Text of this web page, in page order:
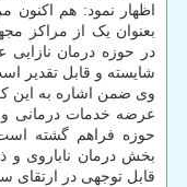
اظهار نمود: هم اکنون
بعنوان یک از مراکز
در حوزه درمان
شایسته و قابل تقدیر
وی ضمن اشاره به این
عرضه خدمات درمانی و
حوزه فراهم گشته
بخش درمان ناباروی و
قابل توجهی در